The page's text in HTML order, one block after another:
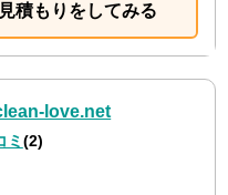
積もりをしてみる
love.net
ミ(2)